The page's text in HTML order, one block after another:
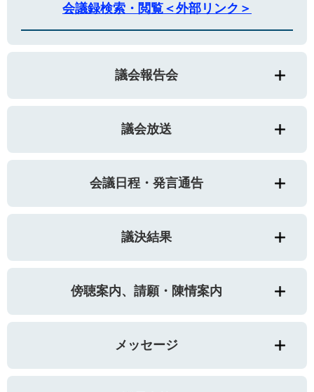
会議録検索・閲覧＜外部リンク＞
議会報告会
議会放送
会議日程・発言通告
議決結果
傍聴案内、請願・陳情案内
メッセージ